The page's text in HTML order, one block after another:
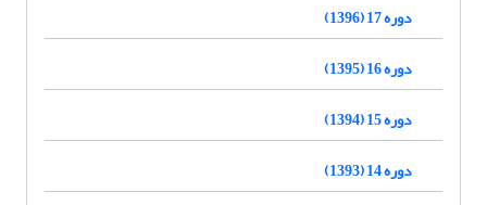
دوره 17 (1396)
دوره 16 (1395)
دوره 15 (1394)
دوره 14 (1393)